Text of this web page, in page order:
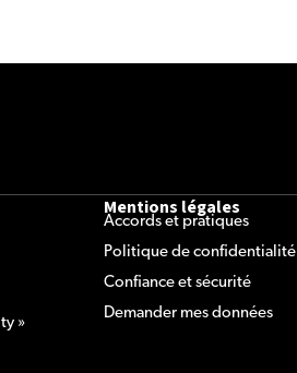
»
Mentions légales
Accords et pratiques
Politique de confidentialité
Confiance et sécurité
Demander mes données